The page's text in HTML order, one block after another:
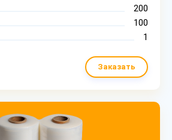
200
100
1
Заказать